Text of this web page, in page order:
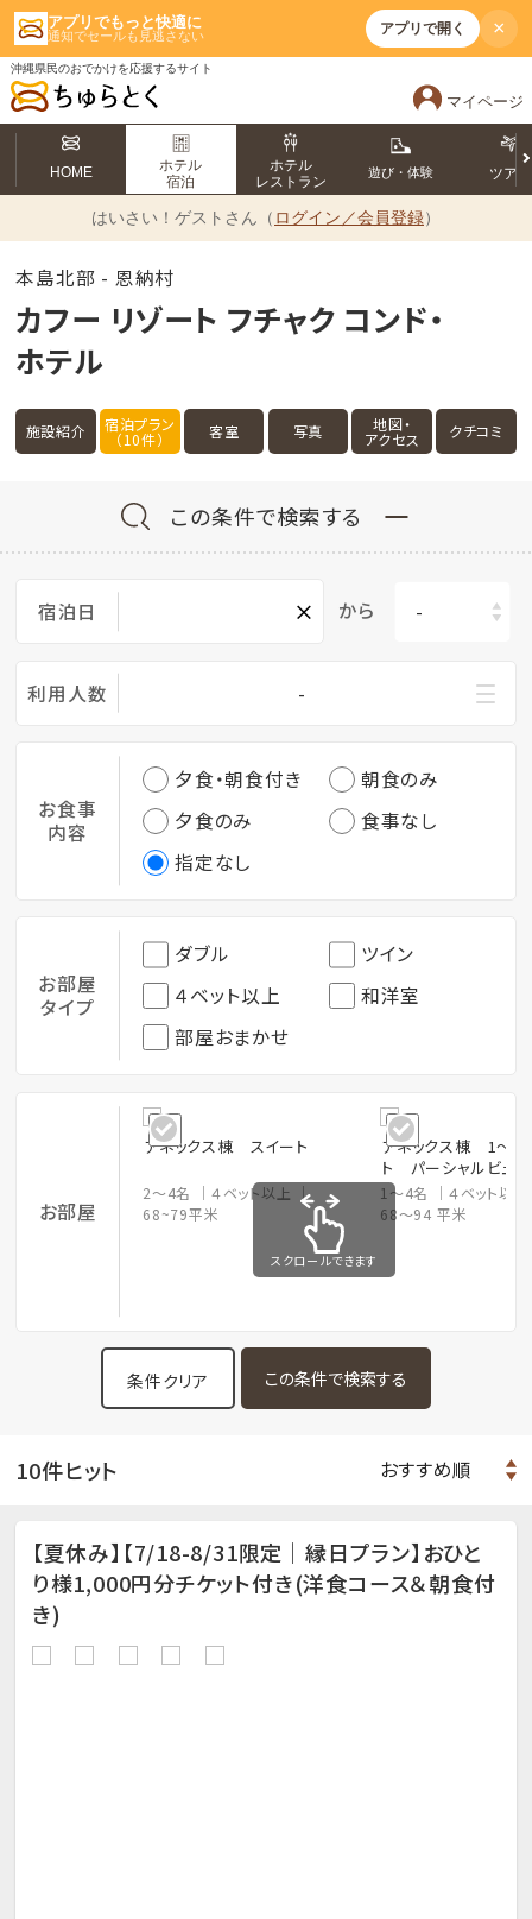
アプリでもっと快適に
通知でセールも見逃さない アプリで開く ×
沖縄県民のおでかけを応援するサイト
マイページ
HOME
ホテル
宿泊
ホテル
レストラン
遊び・体験 ツアー
はいさい！ ゲストさん（ ログイン／会員登録）
本島北部 - 恩納村
カフー リゾート フチャク コンド・
ホテル
施設紹介 宿泊プラン
（10件） 客室 写真 地図・
アクセス クチコミ
この条件で検索する
宿泊日 × から
利用人数 -
お食事
内容
夕食・朝食付き
朝食のみ
夕食のみ
食事なし
指定なし
お部屋
タイプ
ダブル
ツイン
４ベット以上
和洋室
部屋おまかせ
お部屋
アネックス棟 スイート
2～4名
４ベット以上
68~79平米
アネックス棟 1～
ト パーシャルビュー
1～4名
４ベット以
68～94 平米
スクロールできます
条件クリア
10件ヒット
【夏休み】【7/18-8/31限定｜縁日プラン】おひと
り様1,000円分チケット付き(洋食コース＆朝食付
き)